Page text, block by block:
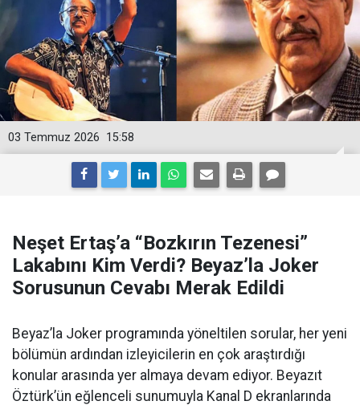
15:58
03 Temmuz 2026
Neşet Ertaş’a “Bozkırın Tezenesi”
Lakabını Kim Verdi? Beyaz’la Joker
Sorusunun Cevabı Merak Edildi
Beyaz’la Joker programında yöneltilen sorular, her yeni
bölümün ardından izleyicilerin en çok araştırdığı
konular arasında yer almaya devam ediyor. Beyazıt
Öztürk’ün eğlenceli sunumuyla Kanal D ekranlarında